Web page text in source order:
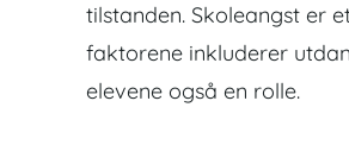
tilstanden. Skoleangst er
faktorene inkluderer
elevene også en rolle.